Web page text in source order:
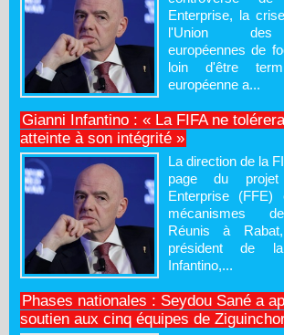
Enterprise, la
l'Union des
européennes de
loin d'être
européenne a...
Gianni Infantino : « La FIFA ne
atteinte à son intégrité »
La direction de la
page du projet
Enterprise
mécanismes
Réunis à
président de
Infantino,...
Phases nationales : Seydou Sané a
soutien aux cinq équipes de